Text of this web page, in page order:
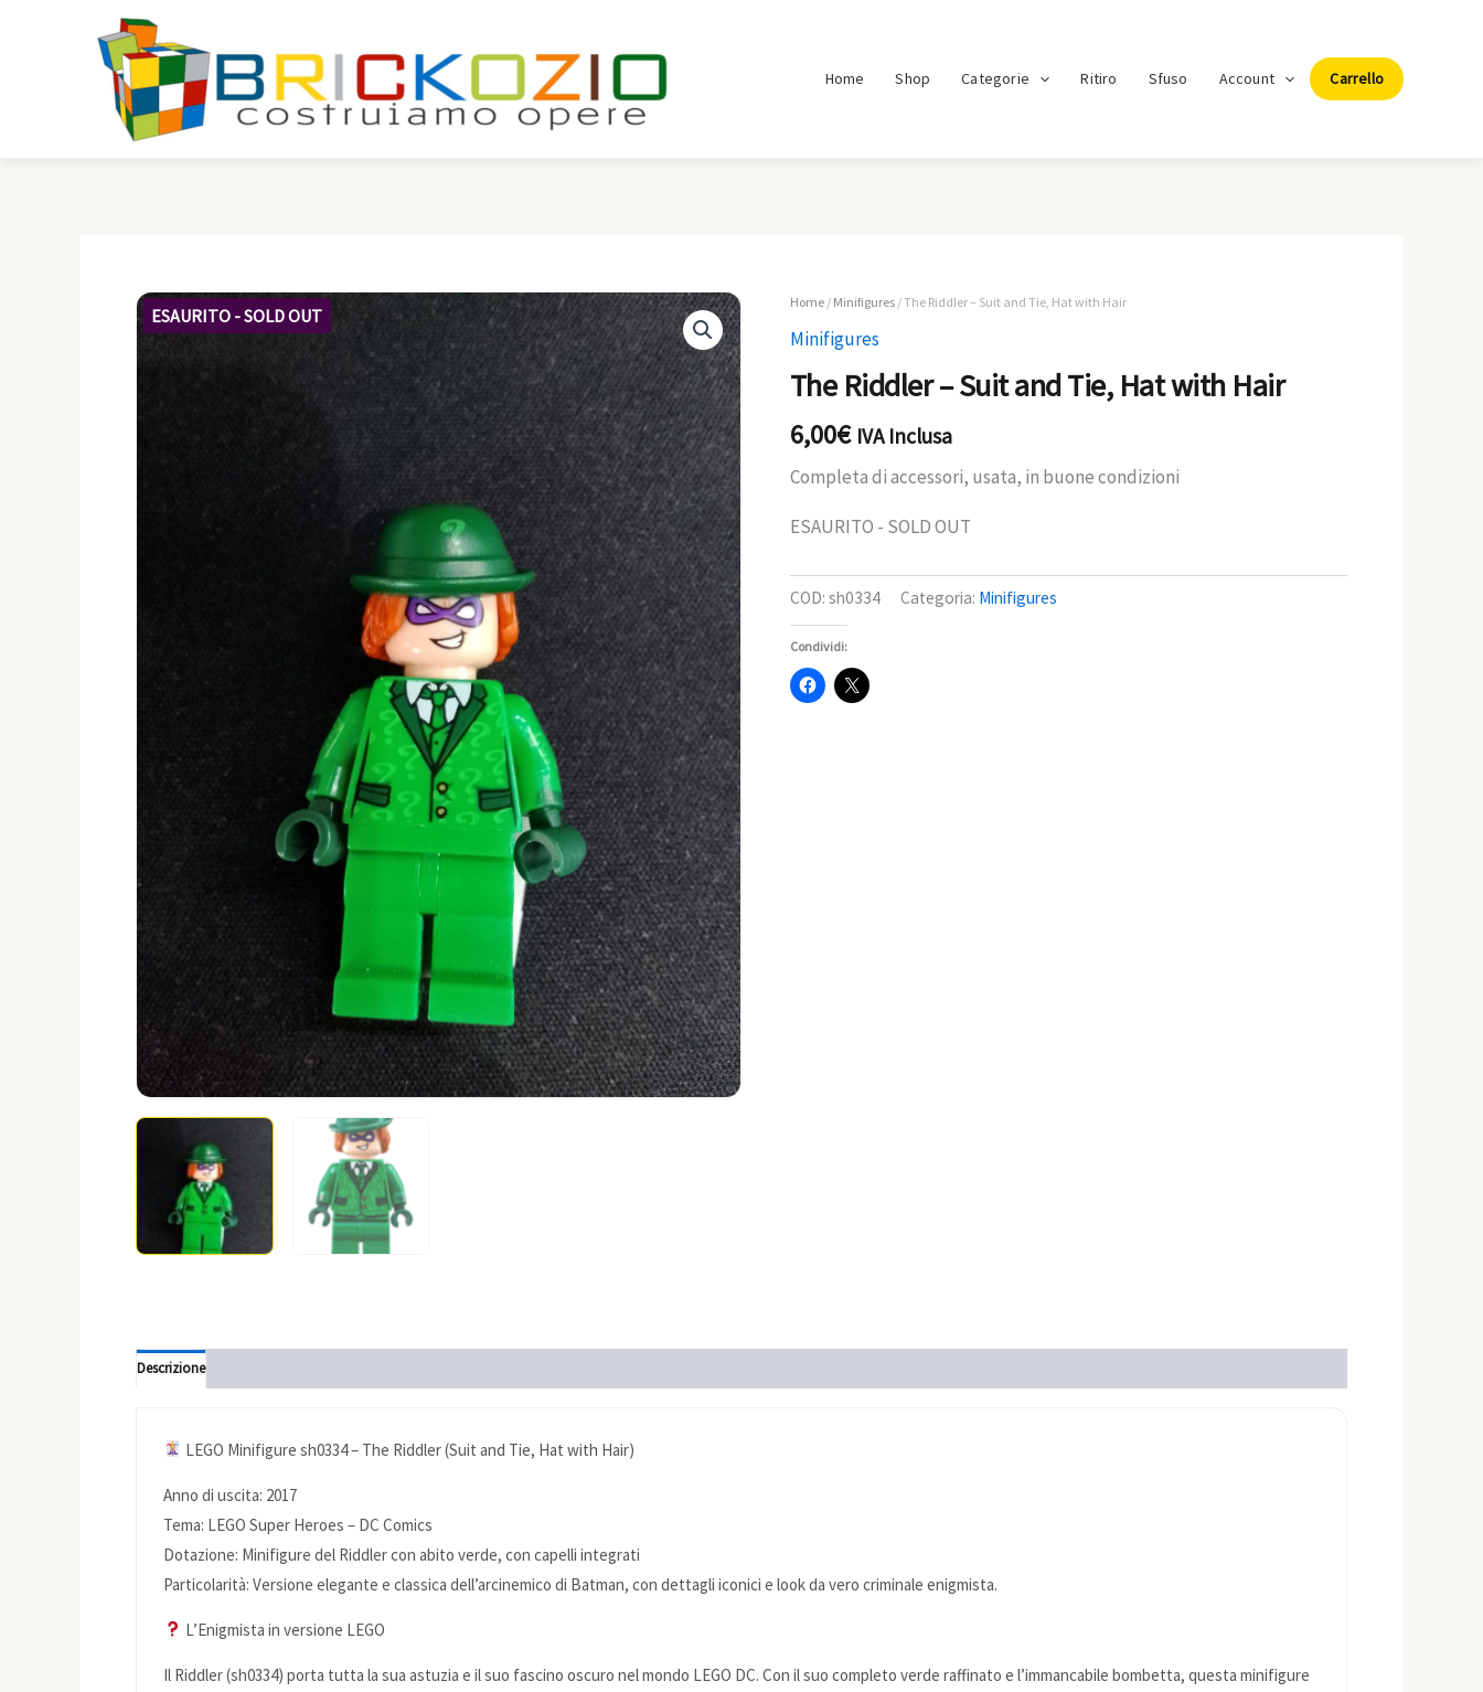
Home Shop Categorie Ritiro Sfuso Account Carrello
ESAURITO - SOLD OUT
Home/ Minifigures/ The Riddler – Suit and Tie, Hat with Hair
Minifigures
The Riddler – Suit and Tie, Hat with Hair
6,00€ IVA Inclusa
Completa di accessori, usata, in buone condizioni
ESAURITO - SOLD OUT
COD: sh0334 Categoria: Minifigures
Condividi:
Descrizione
LEGO Minifigure sh0334 – The Riddler (Suit and Tie, Hat with Hair)
Anno di uscita: 2017
Tema: LEGO Super Heroes – DC Comics
Dotazione: Minifigure del Riddler con abito verde, con capelli integrati
Particolarità: Versione elegante e classica dell’arcinemico di Batman, con dettagli iconici e look da vero criminale enigmista.
L’Enigmista in versione LEGO
Il Riddler (sh0334) porta tutta la sua astuzia e il suo fascino oscuro nel mondo LEGO DC. Con il suo completo verde raffinato e l’immancabile bombetta, questa minifigure